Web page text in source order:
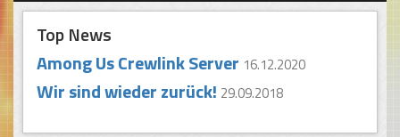
Top News
Among Us Crewlink Server 16.12.2020
Wir sind wieder zurück! 29.09.2018